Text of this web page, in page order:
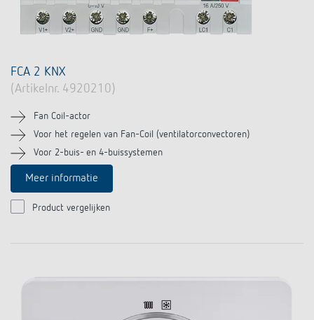
FCA 2 KNX
(Artikelnr. 4920210)
Fan Coil-actor
Voor het regelen van Fan-Coil (ventilatorconvectoren)
Voor 2-buis- en 4-buissystemen
Meer informatie
Product vergelijken